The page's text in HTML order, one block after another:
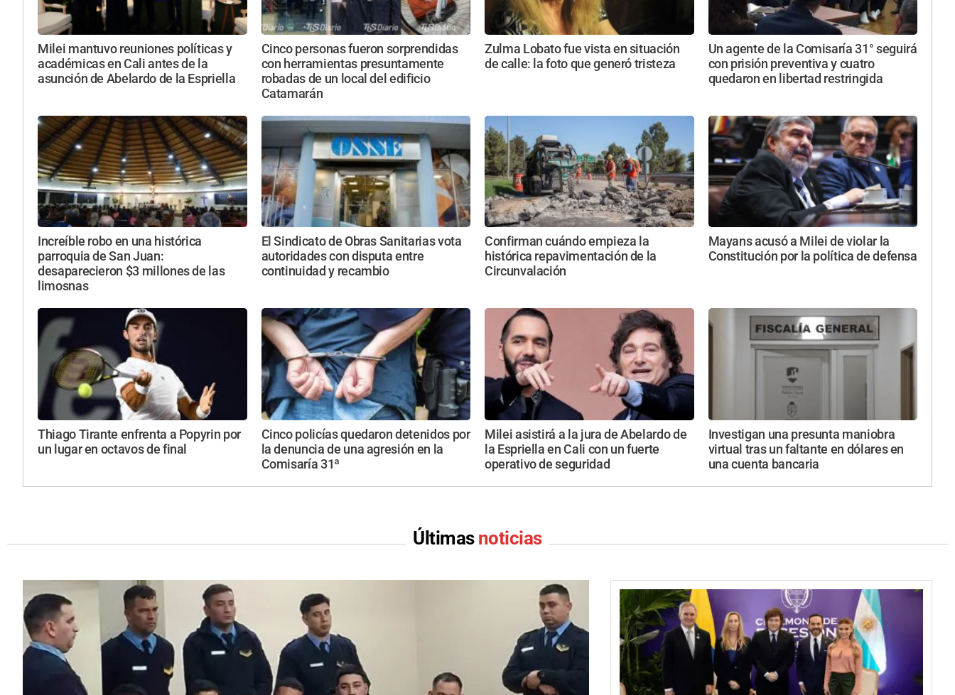
Milei mantuvo reuniones políticas y
académicas en Cali antes de la
asunción de Abelardo de la Espriella
Cinco personas fueron sorprendidas
con herramientas presuntamente
robadas de un local del edificio
Catamarán
Zulma Lobato fue vista en situación
de calle: la foto que generó tristeza
Un agente de la Comisaría 31° seguirá
con prisión preventiva y cuatro
quedaron en libertad restringida
Increíble robo en una histórica
parroquia de San Juan:
desaparecieron $3 millones de las
limosnas
El Sindicato de Obras Sanitarias vota
autoridades con disputa entre
continuidad y recambio
Confirman cuándo empieza la
histórica repavimentación de la
Circunvalación
Mayans acusó a Milei de violar la
Constitución por la política de defensa
Thiago Tirante enfrenta a Popyrin por
un lugar en octavos de final
Cinco policías quedaron detenidos por
la denuncia de una agresión en la
Comisaría 31ª
Milei asistirá a la jura de Abelardo de
la Espriella en Cali con un fuerte
operativo de seguridad
Investigan una presunta maniobra
virtual tras un faltante en dólares en
una cuenta bancaria
Últimas noticias